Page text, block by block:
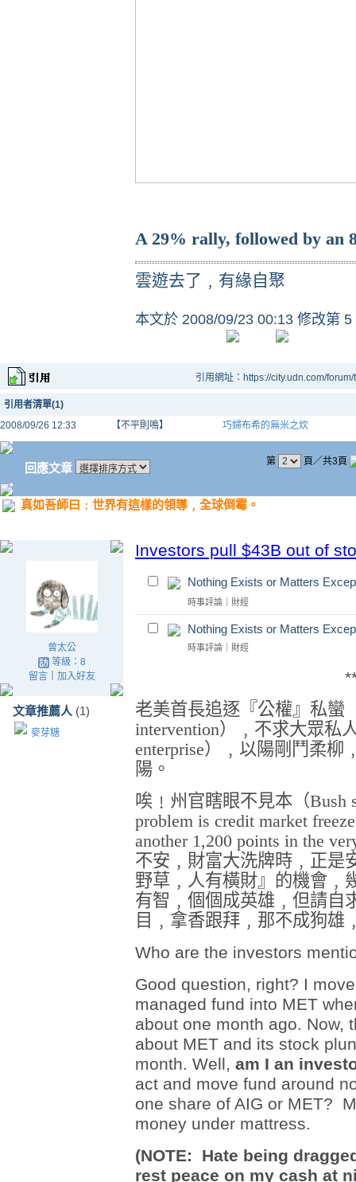
A 29% rally, followed by an
雲遊去了﹐有緣自聚
本文於 2008/09/23 00:13 修改第 5
引用網址：https://city.udn.com/
引用者清單(1)
2008/09/26 12:33
【不平則鳴】 巧婦布希的無米之炊
回應文章 第 頁／共3頁
真如吾師曰﹕世界有這樣的領導﹐全球倒霉。
曾太公
等級：8
留言｜ 加入好友
文章推薦人 (1)
麥芽糖
Investors pull $43B out of
Nothing Exists or Matters
時事評論 財經
Nothing Exists or Matters
時事評論 財經
老美首長追逐『公權』私蠻
intervention）﹐不求大眾私
enterprise）﹐以陽剛鬥柔
陽。
唉﹗州官瞎眼不見本（Bush
problem is credit market
another 1,200 points in the
不安﹐財富大洗牌時﹐正是
野草﹐人有橫財』的機會﹐
有智﹐個個成英雄﹐但請自
目﹐拿香跟拜﹐那不成狗雄
Who are the investors
Good question, right? I
managed fund into MET
about one month ago. Now,
about MET and its stock
month. Well, am I an
act and move fund around
one share of AIG or MET?
money under mattress.
(NOTE: Hate being
rest peace on my cash at